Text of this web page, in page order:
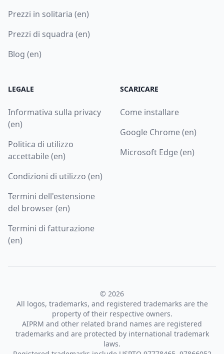
Prezzi in solitaria (en)
Prezzi di squadra (en)
Blog (en)
LEGALE
Informativa sulla privacy
(en)
Politica di utilizzo
accettabile (en)
Condizioni di utilizzo (en)
Termini dell'estensione
del browser (en)
Termini di fatturazione
(en)
SCARICARE
Come installare
Google Chrome (en)
Microsoft Edge (en)
© 2026
All logos, trademarks, and registered trademarks are the
property of their respective owners.
AIPRM and other related brand names are registered
trademarks and are protected by international trademark
laws.